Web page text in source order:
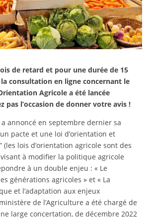
de retard et pour une durée de 15
consultation en ligne concernant le
Agricole a été lancée
pas l’occasion de donner votre avis !
annoncé en septembre dernier sa
pacte et une loi d’orientation et
(les lois d’orientation agricole sont des
à modifier la politique agricole
à un double enjeu : « Le
générations agricoles » et « La
et l’adaptation aux enjeux
de l’Agriculture a été chargé de
large concertation, de décembre 2022